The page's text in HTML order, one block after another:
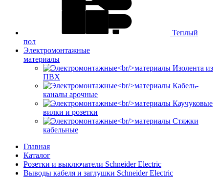
Теплый
пол
Электромонтажные
материалы
Изолента из
ПВХ
Кабель-
каналы арочные
Каучуковые
вилки и розетки
Стяжки
кабельные
Главная
Каталог
Розетки и выключатели Schneider Electric
Выводы кабеля и заглушки Schneider Electric